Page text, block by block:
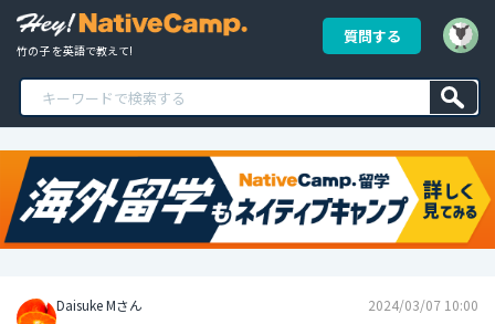
竹の子 を英語で教えて!
質問する
Daisuke Mさん 2024/03/07 10:00